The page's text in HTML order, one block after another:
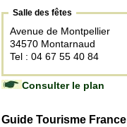
Salle des fêtes
Avenue de Montpellier
34570 Montarnaud
Tel : 04 67 55 40 84
Consulter le plan
Guide Tourisme France